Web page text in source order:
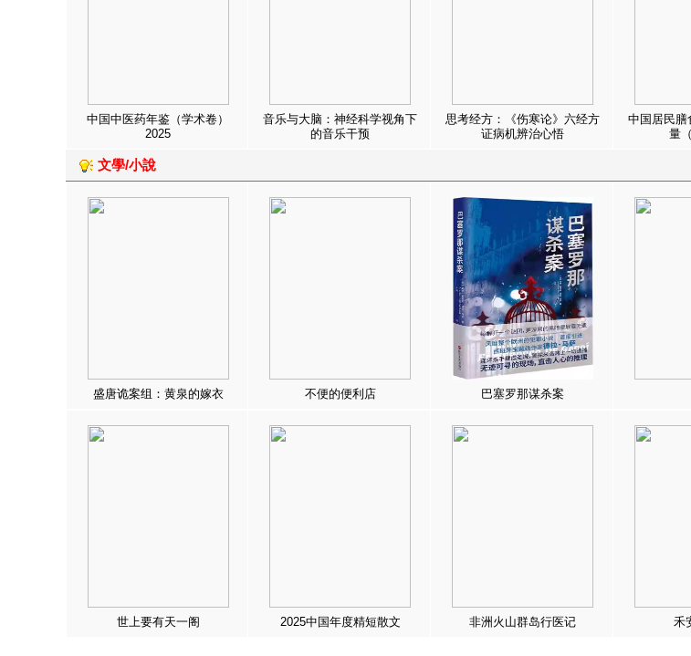
中国中医药年鉴（学术卷）
2025
音乐与大脑：神经科学视角下
的音乐干预
思考经方：《伤寒论》六经方
证病机辨治心悟
中国居民膳
量
文學/小說
盛唐诡案组：黄泉的嫁衣 不便的便利店 巴塞罗那谋杀案
世上要有天一阁 2025中国年度精短散文 非洲火山群岛行医记 禾